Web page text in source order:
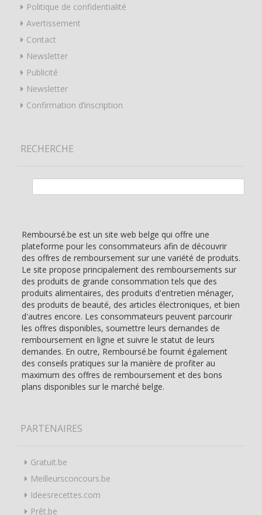
Politique de confidentialité
Avertissement
Contact
Newsletter
Publicité
Newsletter
Confirmation d’inscription
RECHERCHE
Remboursé.be est un site web belge qui offre une
plateforme pour les consommateurs afin de découvrir
des offres de remboursement sur une variété de produits.
Le site propose principalement des remboursements sur
des produits de grande consommation tels que des
produits alimentaires, des produits d'entretien ménager,
des produits de beauté, des articles électroniques, et bien
d'autres encore. Les consommateurs peuvent parcourir
les offres disponibles, soumettre leurs demandes de
remboursement en ligne et suivre le statut de leurs
demandes. En outre, Remboursé.be fournit également
des conseils pratiques sur la manière de profiter au
maximum des offres de remboursement et des bons
plans disponibles sur le marché belge.
PARTENAIRES
Gratuit.be
Meilleursconcours.be
Ideesrecettes.com
Prêt.be